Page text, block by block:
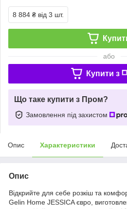
8 884 ₴ від 3 шт.
або
Купити з
Що таке купити з Пром?
Замовлення під захистом
Опис Характеристики
Опис
Відкрийте для себе розкіш та
Gelin Home JESSICA євро,